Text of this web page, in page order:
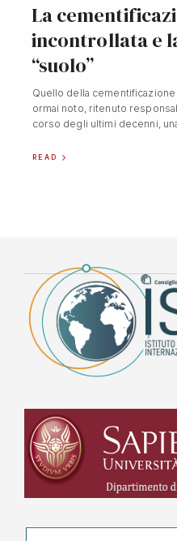
La
incontrollata e
“suolo”
Quello della
ormai noto, ritenuto
corso degli ultimi decenni,
READ